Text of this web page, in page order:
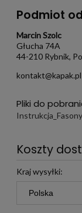
Podmiot
Marcin Szolc
Głucha 74A
44-210 Rybnik,
kontakt@kapak.pl
Pliki do
Koszty
Darmowa
Kraj wysyłki: